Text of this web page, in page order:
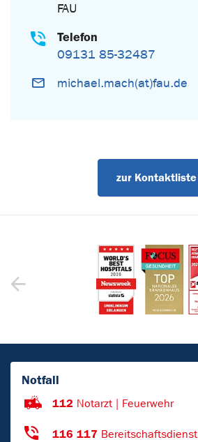
FAU
Telefon
09131 85-32487
michael.mach(at)fau.de
zur Kontaktliste
Notfall
112 Notarzt | Feuerwehr
116 117 Bereitschaftsdienst